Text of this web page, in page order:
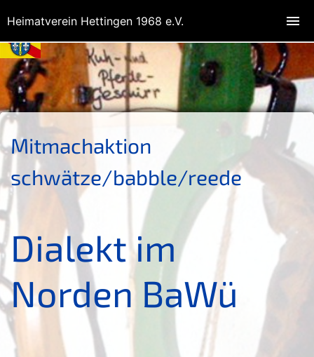
Mitmachaktion
schwätze/babble/reede
Dialekt im
Norden BaWü
Heimatverein Hettingen 1968 e.V.